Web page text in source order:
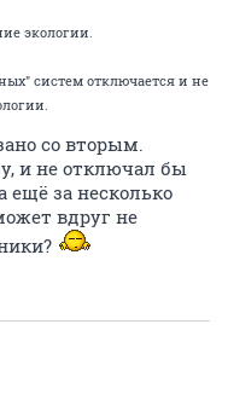
экологии.
систем отключается и не
со вторым.
и не отключал бы
за несколько
вдруг не